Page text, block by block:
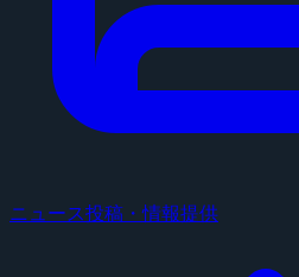
ニュース投稿・情報提供